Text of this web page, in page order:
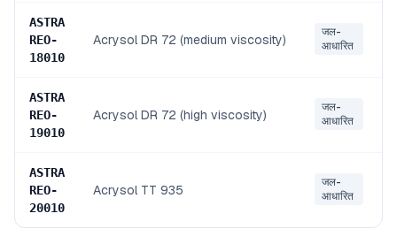
ASTRA
REO-
18010
Acrysol DR 72 (medium viscosity)
जल-
आधारित
ASTRA
REO-
19010
Acrysol DR 72 (high viscosity)
जल-
आधारित
ASTRA
REO-
20010
Acrysol TT 935
जल-
आधारित